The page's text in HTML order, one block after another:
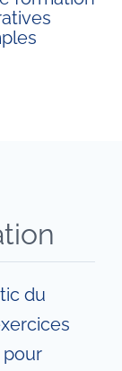
du
pour